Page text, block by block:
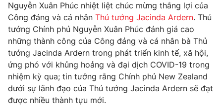
Cơ quan chủ quản:Đài Truyền hình Việt Nam
Cơ quan báo chí:Thời báo VTV
Giấy phép hoạt động báo in và báo điện tử số 483/GP-BTTTT
cấp ngày 29/12/2023
Tổng Biên tập: Vũ Thanh Thủy
Phó Tổng Biên tập:
Nguyễn Thị Mỹ Hạnh, Phạm Quốc Thắng,
Nguyễn Trọng Ninh
Tổng đài VTV:024.38 355 931 - 024.38 355 932
Nguyễn Xuân Phúc nhiệt liệt chúc mừng thắng lợi của
Công đảng và cá nhân Thủ tướng Jacinda Ardern. Thủ
tướng Chính phủ Nguyễn Xuân Phúc đánh giá cao
những thành công của Công đảng và cá nhân bà Thủ
tướng Jacinda Ardern trong phát triển kinh tế, xã hội,
ứng phó với khủng hoảng và đại dịch COVID-19 trong
nhiệm kỳ qua; tin tưởng rằng Chính phủ New Zealand
dưới sự lãnh đạo của Thủ tướng Jacinda Ardern sẽ đạt
được nhiều thành tựu mới.